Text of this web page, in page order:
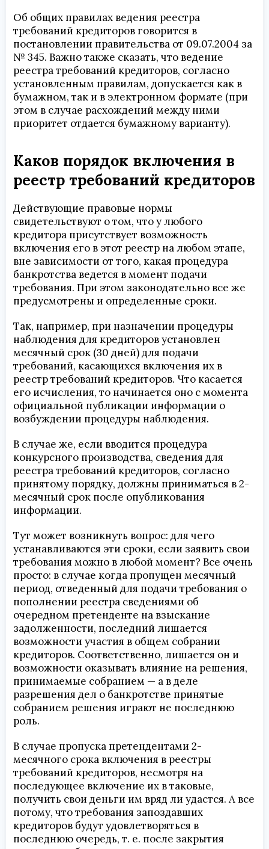
Об общих правилах ведения реестра
требований кредиторов говорится в
постановлении правительства от 09.07.2004 за
№ 345. Важно также сказать, что ведение
реестра требований кредиторов, согласно
установленным правилам, допускается как в
бумажном, так и в электронном формате (при
этом в случае расхождений между ними
приоритет отдается бумажному варианту).
Каков порядок включения в
реестр требований кредиторов
Действующие правовые нормы
свидетельствуют о том, что у любого
кредитора присутствует возможность
включения его в этот реестр на любом этапе,
вне зависимости от того, какая процедура
банкротства ведется в момент подачи
требования. При этом законодательно все же
предусмотрены и определенные сроки.
Так, например, при назначении процедуры
наблюдения для кредиторов установлен
месячный срок (30 дней) для подачи
требований, касающихся включения их в
реестр требований кредиторов. Что касается
его исчисления, то начинается оно с момента
официальной публикации информации о
возбуждении процедуры наблюдения.
В случае же, если вводится процедура
конкурсного производства, сведения для
реестра требований кредиторов, согласно
принятому порядку, должны приниматься в 2-
месячный срок после опубликования
информации.
Тут может возникнуть вопрос: для чего
устанавливаются эти сроки, если заявить свои
требования можно в любой момент? Все очень
просто: в случае когда пропущен месячный
период, отведенный для подачи требования о
пополнении реестра сведениями об
очередном претенденте на взыскание
задолженности, последний лишается
возможности участия в общем собрании
кредиторов. Соответственно, лишается он и
возможности оказывать влияние на решения,
принимаемые собранием — а в деле
разрешения дел о банкротстве принятые
собранием решения играют не последнюю
роль.
В случае пропуска претендентами 2-
месячного срока включения в реестры
требований кредиторов, несмотря на
последующее включение их в таковые,
получить свои деньги им вряд ли удастся. А все
потому, что требования запоздавших
кредиторов будут удовлетворяться в
последнюю очередь, т. е. после закрытия